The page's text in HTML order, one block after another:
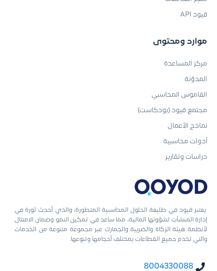
يعتبر قيود في طليعة الحلول المحاسبية المتطورة، والذي أحدث ثورة في
إدارة المنشآت لشؤونها المالية، مما ساعد في تمكين النمو وضمان الامتثال
لأنظمة هيئة الزكاة والضريبة والجمارك عبر مجموعة متنوعة من الخدمات
والتي تخدم جميع القطاعات بمختلف أحجامها وتنوعها.
8004330088
قيود API
موارد ومحتوى
مركز المساعدة
المدوّنة
القاموس المحاسبي
مجتمع قيود (بودكاست)
نماذج الأعمال
أدوات محاسبية
دراسات وتقارير